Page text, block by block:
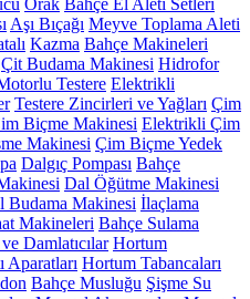
Orak Bahçe El Aleti Setleri
Aşı Bıçağı Meyve Toplama Aleti
Kazma Bahçe Makineleri
Çit Budama Makinesi Hidrofor
Testere Elektrikli
Testere Zincirleri ve Yağları Çim
Biçme Makinesi Elektrikli Çim
Makinesi Çim Biçme Yedek
Dalgıç Pompası Bahçe
Dal Öğütme Makinesi
Budama Makinesi İlaçlama
Makineleri Bahçe Sulama
Damlatıcılar Hortum
Aparatları Hortum Tabancaları
Bahçe Musluğu Şişme Su